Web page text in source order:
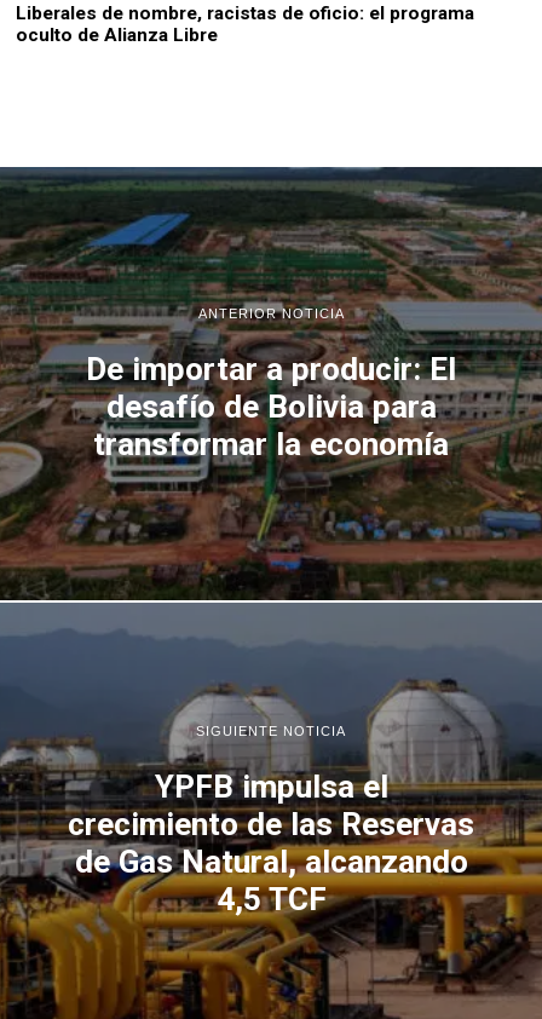
Liberales de nombre, racistas de oficio: el programa
oculto de Alianza Libre
ANTERIOR NOTICIA
De importar a producir: El
desafío de Bolivia para
transformar la economía
SIGUIENTE NOTICIA
YPFB impulsa el
crecimiento de las Reservas
de Gas Natural, alcanzando
4,5 TCF